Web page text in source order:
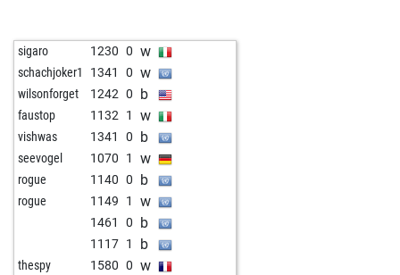
w
1788 0 w
1684 0 b
1722 0 b
leonel 1518 1 w
samagace69 1614 0 b
1507 0 w
jumpinghorse 1469 1 w
quitt 1511 1 b
1501 r b
1535 0 w
sigaro 1230 0 w
schachjoker1 1341 0 w
wilsonforget 1242 0 b
faustop 1132 1 w
vishwas 1341 0 b
seevogel 1070 1 w
rogue 1140 0 b
rogue 1149 1 w
1461 0 b
1117 1 b
thespy 1580 0 w